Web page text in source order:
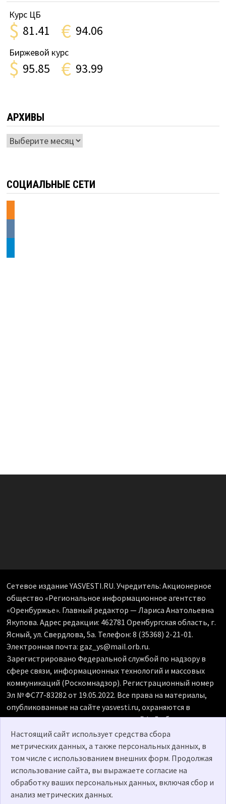
Курс ЦБ
$ 81.41 € 94.06
Биржевой курс
$ 95.85 € 93.99
АРХИВЫ
Архивы
СОЦИАЛЬНЫЕ СЕТИ
Сетевое издание YASVESTI.RU. Учредитель: Акционерное
общество «Региональное информационное агентство
«Оренбуржье». Главный редактор — Лариса Анатольевна
Якупова. Адрес редакции: 462781 Оренбургская область, г.
Ясный, ул. Свердлова, 5а. Телефон: 8 (35368) 2-21-01.
Электронная почта: gaz_ys@mail.orb.ru.
Зарегистрировано Федеральной службой по надзору в
сфере связи, информационных технологий и массовых
коммуникаций (Роскомнадзор). Регистрационный номер
Эл № ФС77-83282 от 19.05.2022. Все права на материалы,
опубликованные на сайте yasvesti.ru, охраняются в
соответствии с законодательством РФ. Любое
использование материалов допускается только по
согласованию с редакцией, гиперссылка на источник
обязательна. Редакция не несет ответственности за
достоверность рекламных объявлений, размещенных на
сайте yasvesti.ru, а также за содержание веб-сайтов, на
которые даны гиперссылки. 18+
Настоящий сайт использует средства сбора
метрических данных, а также персональных данных, в
том числе с использованием внешних форм. Продолжая
использование сайта, вы выражаете согласие на
обработку ваших персональных данных, включая сбор и
анализ метрических данных.